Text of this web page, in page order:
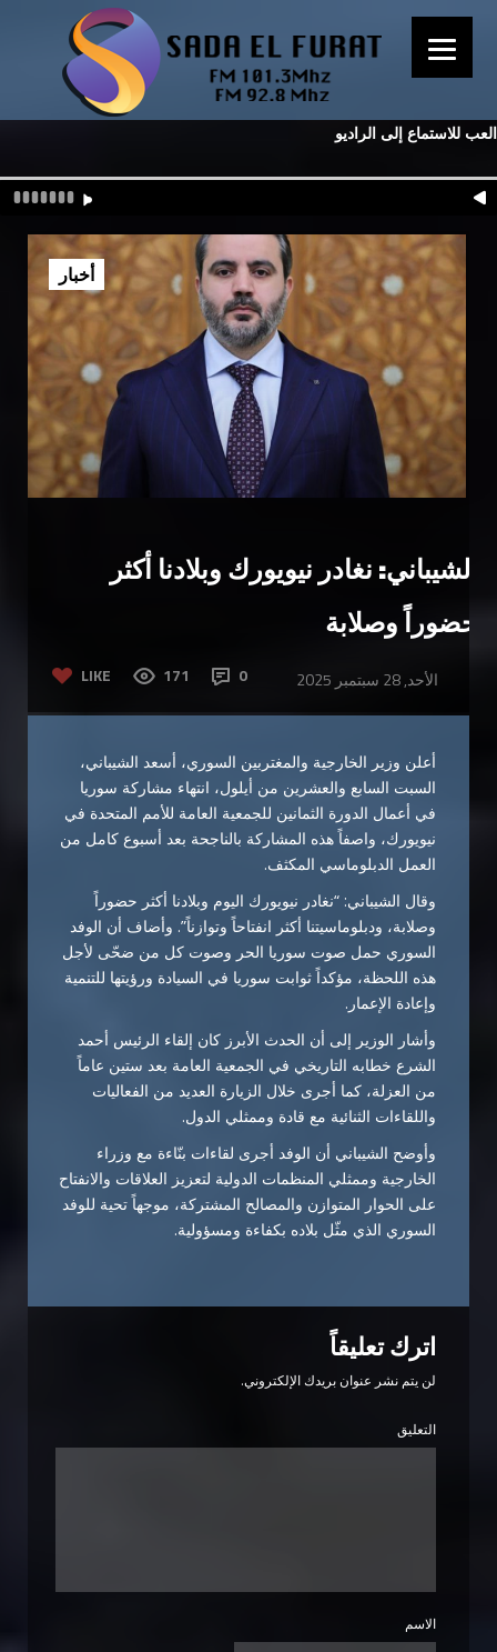
العب للاستماع إلى الراديو
الشيباني: نغادر نيويورك وبلادنا أكثر
حضوراً وصلابة
LIKE 171 0 الأحد, 28 سبتمبر 2025
أخبار
أعلن وزير الخارجية والمغتربين السوري، أسعد الشيباني،
السبت السابع والعشرين من أيلول، انتهاء مشاركة سوريا
في أعمال الدورة الثمانين للجمعية العامة للأمم المتحدة في
نيويورك، واصفاً هذه المشاركة بالناجحة بعد أسبوع كامل من
العمل الدبلوماسي المكثف.
وقال الشيباني: “نغادر نيويورك اليوم وبلادنا أكثر حضوراً
وصلابة، ودبلوماسيتنا أكثر انفتاحاً وتوازناً”. وأضاف أن الوفد
السوري حمل صوت سوريا الحر وصوت كل من ضحّى لأجل
هذه اللحظة، مؤكداً ثوابت سوريا في السيادة ورؤيتها للتنمية
وإعادة الإعمار.
وأشار الوزير إلى أن الحدث الأبرز كان إلقاء الرئيس أحمد
الشرع خطابه التاريخي في الجمعية العامة بعد ستين عاماً
من العزلة، كما أجرى خلال الزيارة العديد من الفعاليات
واللقاءات الثنائية مع قادة وممثلي الدول.
وأوضح الشيباني أن الوفد أجرى لقاءات بنّاءة مع وزراء
الخارجية وممثلي المنظمات الدولية لتعزيز العلاقات والانفتاح
على الحوار المتوازن والمصالح المشتركة، موجهاً تحية للوفد
السوري الذي مثّل بلاده بكفاءة ومسؤولية.
اترك تعليقاً
لن يتم نشر عنوان بريدك الإلكتروني.
التعليق
الاسم